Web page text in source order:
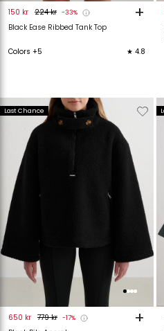
Black Ease Ribbed Tank Top
150 kr 224 kr -33% +
Colors +5 ★ 4.8
Last Chance
Verwijderen
verlanglijstje
650 kr 779 kr -17% +